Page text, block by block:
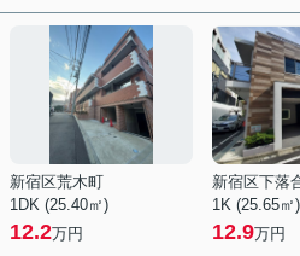
新宿区荒木町
1DK (25.40㎡)
12.2万円
新宿区下落
1K (25.65㎡)
12.9万円